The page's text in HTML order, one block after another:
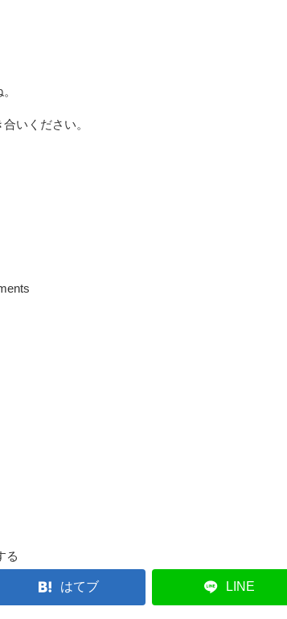
いください。
る
はてブ LINE